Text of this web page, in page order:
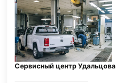
Сервисный центр Удальцова